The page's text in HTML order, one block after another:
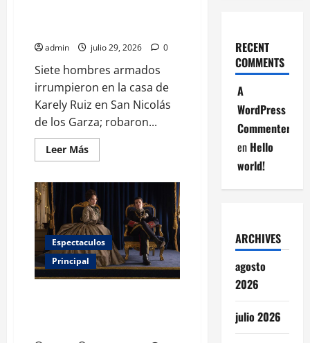
admin julio 29, 2026 0
Siete hombres armados
irrumpieron en la casa de
Karely Ruiz en San Nicolás
de los Garza; robaron...
Leer MásLeer
más
Asaltan
casa
de
Karely
Ruiz;
hieren
a
su
esposo
y
Espectaculos
Principal
RECENT
COMMENTS
A
WordPress
Commenter
en Hello
world!
ARCHIVES
agosto
2026
julio 2026